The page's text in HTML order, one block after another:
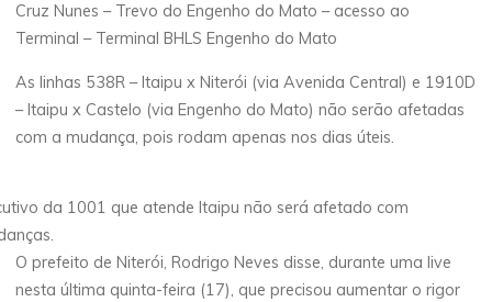
Cruz Nunes – Trevo do Engenho do Mato – acesso ao
Terminal – Terminal BHLS Engenho do Mato
As linhas 538R – Itaipu x Niterói (via Avenida Central) e 1910D
– Itaipu x Castelo (via Engenho do Mato) não serão afetadas
com a mudança, pois rodam apenas nos dias úteis.
da 1001 que atende Itaipu não será afetado com
O prefeito de Niterói, Rodrigo Neves disse, durante uma live
nesta última quinta-feira (17), que precisou aumentar o rigor